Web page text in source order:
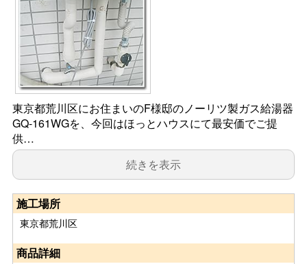
東京都荒川区にお住まいのF様邸のノーリツ製ガス給湯器
GQ-161WGを、今回はほっとハウスにて最安価でご提
供…
続きを表示
施工場所
東京都荒川区
商品詳細